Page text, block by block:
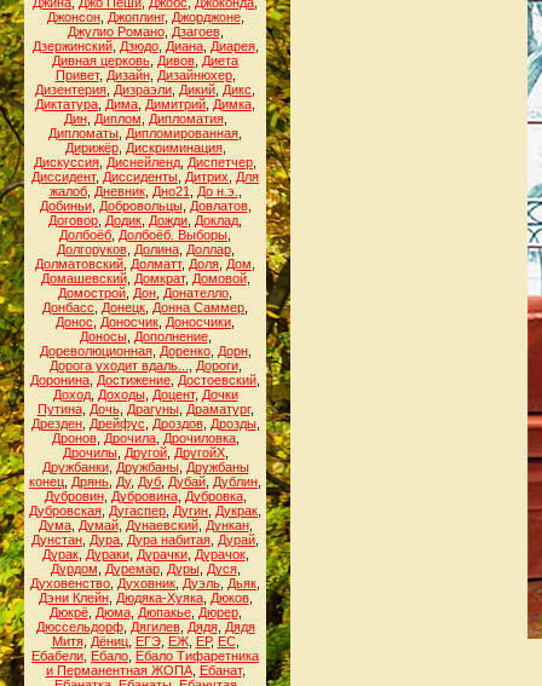
Джонсон, Джоплинг, Джорджоне,
Джулио Романо, Дзагоев,
Дзержинский, Дзюдо, Диана, Диарея,
Дивная церковь Дивов Диета
Привет, Дизайн, Дизайнюхер,
Дизентерия Дизраэли Дикий Дикс
Диктатура Дима Димитрий Димка
Дин, Диплом Дипломатия,
Дипломаты Дипломированная
Дирижёр, Дискриминация,
Дискуссия Диснейленд Диспетчер
Диссидент, Диссиденты Дитрих
Для
жалоб, Дневник, Дно21 До н.э.
Добиньи, Добровольцы, Довлатов,
Договор Додик Дожди Доклад
Долбоёб Долбоёб. Выборы
Долгоруков, Долина, Доллар,
Долматовский Долматт, Доля Дом
Домашевский, Домкрат, Домовой,
Домострой Дон Донателло
Донбасс
Донецк Донна Саммер
Донос
Доносчик Доносчики
Доносы, Дополнение,
Дореволюционная, Доренко, Дорн,
Дорога уходит вдаль...
Дороги,
Доронина Достижение Достоевский
Доход, Доходы, Доцент, Дочки
Путина, Дочь, Драгуны, Драматург,
Дрезден, Дрейфус Дроздов, Дрозды,
Дронов, Дрочила, Дрочиловка,
Дрочилы, Другой, ДругойХ,
Дружбанки, Дружбаны, Дружбаны
конец Дрянь Ду, Дуб Дубай Дублин
Дубровин, Дубровина, Дубровка,
Дубровская Дугаспер Дугин Дукрак
Дума, Думай, Дунаевский, Дункан,
Дунстан Дура Дура набитая Дурай
Дурак, Дураки, Дурачки, Дурачок,
Дурдом
Дуремар, Дуры, Дуся,
Духовенство Духовник Дуэль Дьяк
Дэни Клейн, Дюдяка-Хуяка, Дюков,
Дюкрё, Дюма, Дюпакье, Дюрер,
Дюссельдорф, Дягилев, Дядя, Дядя
Митя, Дёниц, ЕГЭ, ЕЖ, ЕР, ЕС,
Ебабели Ебало Ебало Тифаретника
и Перманентная ЖОПА, Ебанат,